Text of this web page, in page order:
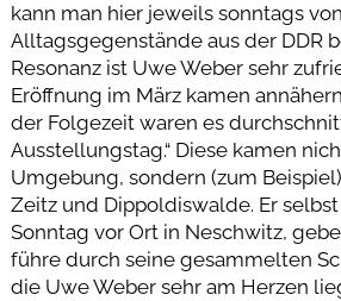
kann man hier jeweils sonntags von
Alltagsgegenstände aus der DDR
Resonanz ist Uwe Weber sehr
Eröffnung im März kamen
der Folgezeit waren es
Ausstellungstag.“ Diese kamen
Umgebung, sondern (zum
Zeitz und Dippoldiswalde. Er
Sonntag vor Ort in Neschwitz,
führe durch seine gesammelten
die Uwe Weber sehr am Herzen